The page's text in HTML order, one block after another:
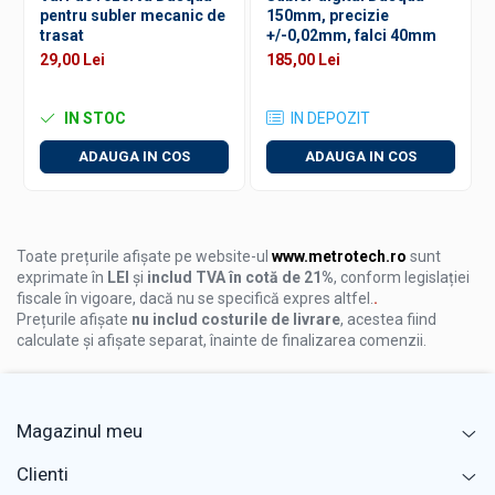
Nivele de precizie
Nivele digitale
Echere vincluri
Rigle planeitate
Mese de control planeitate
Menghine de precizie
Compasuri profesionale
Dispozitive setare punct zero
Ace de trasat si punctatoare
Scule si consumabile industriale
Scule dinamometrice
pentru subler mecanic de
trasat
29,00 Lei
IN STOC
ADAUGA IN COS
150mm, precizie
+/-0,02mm, falci 40mm
185,00 Lei
IN DEPOZIT
ADAUGA IN COS
Toate prețurile afișate pe website-ul www.metrotech.ro sunt
exprimate în LEI și includ TVA în cotă de 21%, conform legislației
fiscale în vigoare, dacă nu se specifică expres altfel..
Prețurile afișate nu includ costurile de livrare, acestea fiind
calculate și afișate separat, înainte de finalizarea comenzii.
Magazinul meu
Clienti